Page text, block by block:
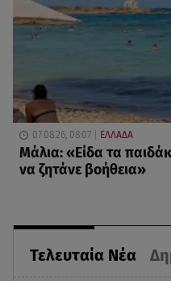
Τελευταία Νέα
07.08.26, 08:07 ΕΛΛΑΔΑ
Μάλια: «Είδα τα
να ζητάνε βοήθεια»